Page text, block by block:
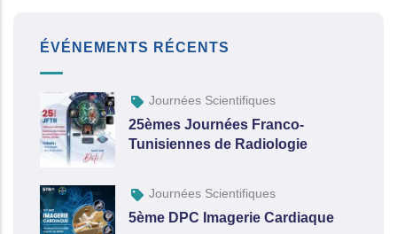
ÉVÉNEMENTS RÉCENTS
Journées Scientifiques
25èmes Journées Franco-
Tunisiennes de Radiologie
Journées Scientifiques
5ème DPC Imagerie Cardiaque